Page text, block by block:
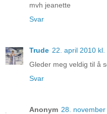
mvh jeanette
Svar
Trude 22. april 2010 kl.
Gleder meg veldig til å
Svar
Anonym 28.